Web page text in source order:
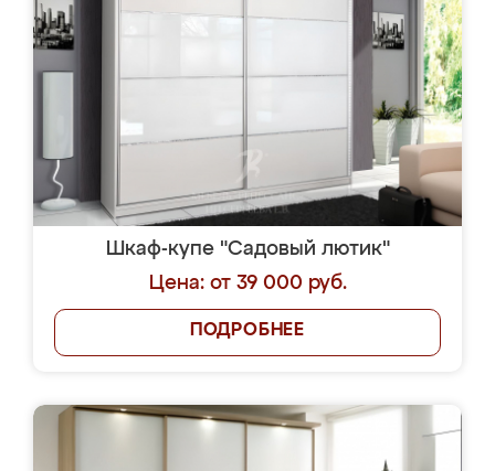
Шкаф-купе "Садовый лютик"
Цена: от 39 000 руб.
ПОДРОБНЕЕ